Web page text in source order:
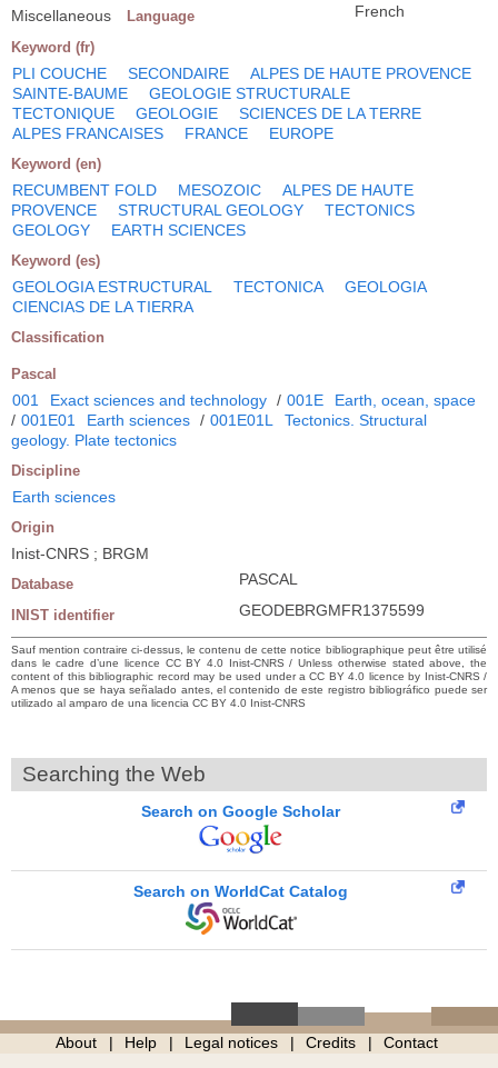
Miscellaneous Language French
Keyword (fr)
PLI COUCHE SECONDAIRE
ALPES DE HAUTE PROVENCE
SAINTE-BAUME
GEOLOGIE STRUCTURALE
TECTONIQUE
GEOLOGIE
SCIENCES DE LA TERRE
ALPES FRANCAISES
FRANCE EUROPE
Keyword (en)
RECUMBENT FOLD MESOZOIC
ALPES DE HAUTE
PROVENCE
STRUCTURAL GEOLOGY
TECTONICS
GEOLOGY
EARTH SCIENCES
Keyword (es)
GEOLOGIA ESTRUCTURAL TECTONICA
GEOLOGIA
CIENCIAS DE LA TIERRA
Classification
Pascal
001 Exact sciences and technology / 001E
Earth, ocean, space
/ 001E01 Earth sciences / 001E01L
Tectonics. Structural
geology. Plate tectonics
Discipline
Earth sciences
Origin
Inist-CNRS ; BRGM
Database PASCAL
INIST identifier GEODEBRGMFR1375599
Sauf mention contraire ci-dessus, le contenu de cette notice bibliographique peut être utilisé
dans le cadre d’une licence CC BY 4.0 Inist-CNRS / Unless otherwise stated above, the
content of this bibliographic record may be used under a CC BY 4.0 licence by Inist-CNRS /
A menos que se haya señalado antes, el contenido de este registro bibliográfico puede ser
utilizado al amparo de una licencia CC BY 4.0 Inist-CNRS
Searching the Web
Search on Google Scholar
Search on WorldCat Catalog
About Help Legal notices Credits Contact